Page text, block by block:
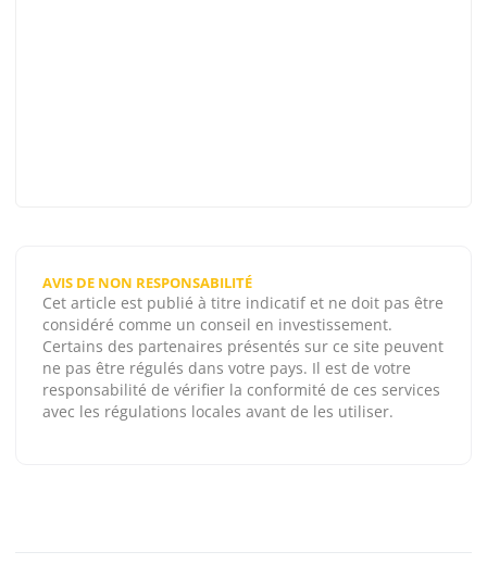
AVIS DE NON RESPONSABILITÉ
Cet article est publié à titre indicatif et ne doit pas être
considéré comme un conseil en investissement.
Certains des partenaires présentés sur ce site peuvent
ne pas être régulés dans votre pays. Il est de votre
responsabilité de vérifier la conformité de ces services
avec les régulations locales avant de les utiliser.